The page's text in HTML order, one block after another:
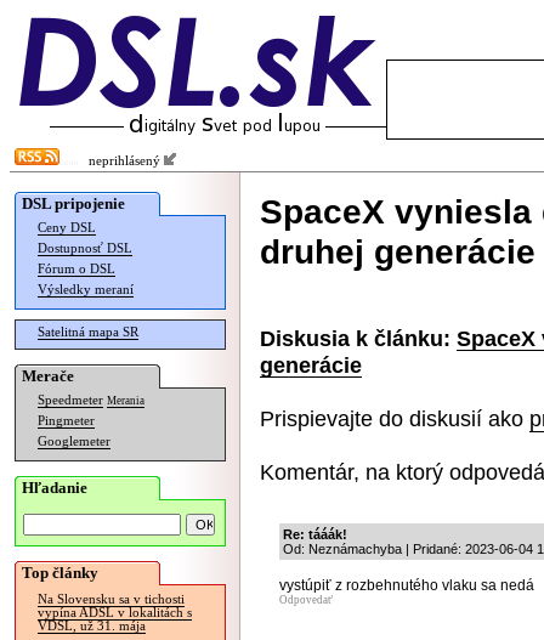
neprihlásený
DSL pripojenie
Ceny DSL
Dostupnosť DSL
Fórum o DSL
Výsledky meraní
Satelitná mapa SR
Merače
Speedmeter Merania
Pingmeter
Googlemeter
Hľadanie
Top články
Na Slovensku sa v tichosti
vypína ADSL v lokalitách s
VDSL, už 31. mája
SpaceX
druhej generácie
Diskusia k článku:
generácie
Prispievajte do diskusií ako
Komentár, na ktorý
Re: tááák!
Od: Neznámachyba | Pridané: 2023-06-04
vystúpiť z rozbehnutého vlaku sa nedá
Odpovedať